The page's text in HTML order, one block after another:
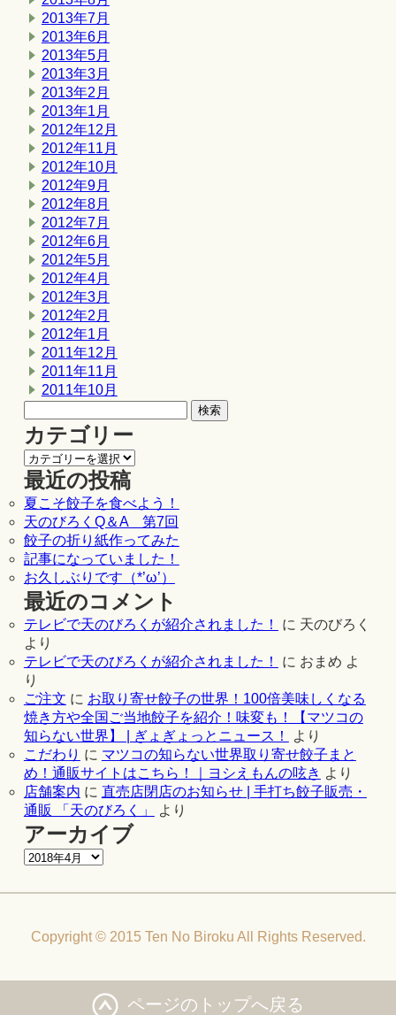
2013年7月
2013年6月
2013年5月
2013年3月
2013年2月
2013年1月
2012年12月
2012年11月
2012年10月
2012年9月
2012年8月
2012年7月
2012年6月
2012年5月
2012年4月
2012年3月
2012年2月
2012年1月
2011年12月
2011年11月
2011年10月
カテゴリー
最近の投稿
夏こそ餃子を食べよう！
天のびろくQ＆A 第7回
餃子の折り紙作ってみた
記事になっていました！
お久しぶりです（*’ω’）
最近のコメント
テレビで天のびろくが紹介されました！ に 天のびろく
より
テレビで天のびろくが紹介されました！
に おまめ よ
り
ご注文 に お取り寄せ餃子の世界！100倍美味しくなる
焼き方や全国ご当地餃子を紹介！味変も！【マツコの
知らない世界】 | ぎょぎょっとニュース！
より
こだわり に マツコの知らない世界取り寄せ餃子まと
め！通販サイトはこちら！｜ヨシえもんの呟き より
店舗案内 に 直売店閉店のお知らせ | 手打ち餃子販売・
通販 「天のびろく」
より
アーカイブ
Copyright © 2015 Ten No Biroku All Rights Reserved.
ページのトップへ戻る